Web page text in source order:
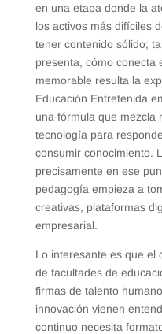
en una etapa donde la
los activos más difíciles
tener contenido sólido;
presenta, cómo conecta
memorable resulta la
Educación Entretenida
una fórmula que mezcla
tecnología para
consumir conocimiento.
precisamente en ese
pedagogía empieza a
creativas, plataformas
empresarial.
Lo interesante es que el
de facultades de
firmas de talento
innovación vienen
continuo necesita